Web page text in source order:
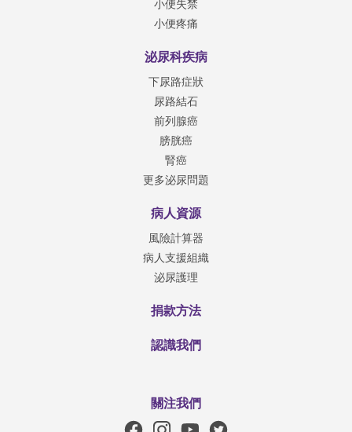
小便失禁
小便疼痛
泌尿科疾病
下尿路症狀
尿路結石
前列腺癌
膀胱癌
腎癌
更多泌尿問題
病人資源
風險計算器
病人支援組織
泌尿護理
捐款方法
認識我們
關注我們